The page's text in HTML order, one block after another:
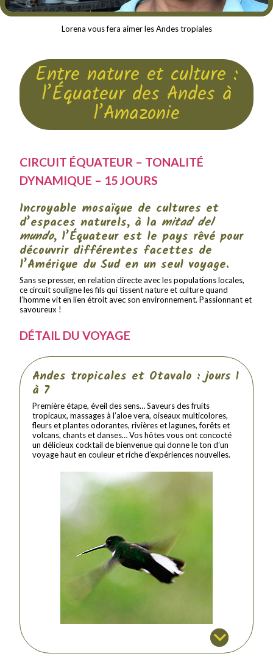
Lorena vous fera aimer les Andes tropiales
Entre nature et culture :
l’Équateur des Andes à
l’Amazonie
CIRCUIT ÉQUATEUR – TONALITÉ
DYNAMIQUE – 15 JOURS
Incroyable mosaïque de cultures et
d’espaces naturels, à la mitad del
mundo, l’Équateur est le pays rêvé pour
découvrir différentes facettes de
l’Amérique du Sud en un seul voyage.
Sans se presser, en relation directe avec les populations locales,
ce circuit souligne les fils qui tissent nature et culture quand
l’homme vit en lien étroit avec son environnement. Passionnant et
savoureux !
DÉTAIL DU VOYAGE
Andes tropicales et Otavalo : jours 1
à 7
Première étape, éveil des sens… Saveurs des fruits
tropicaux, massages à l’aloe vera, oiseaux multicolores,
fleurs et plantes odorantes, rivières et lagunes, forêts et
volcans, chants et danses… Vos hôtes vous ont concocté
un délicieux cocktail de bienvenue qui donne le ton d’un
voyage haut en couleur et riche d’expériences nouvelles.